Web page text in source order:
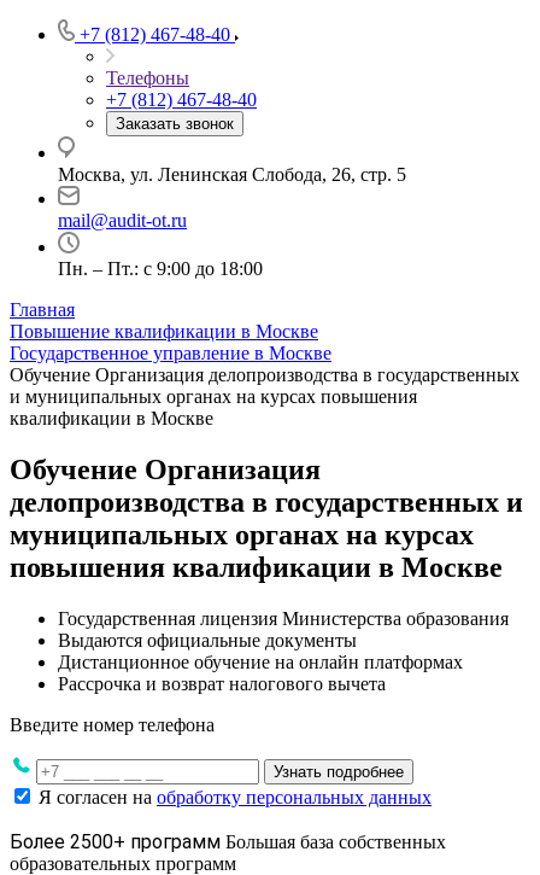
+7 (812) 467-48-40
Телефоны
+7 (812) 467-48-40
Заказать звонок
Москва, ул. Ленинская Слобода, 26, стр. 5
mail@audit-ot.ru
Пн. – Пт.: с 9:00 до 18:00
Главная
Повышение квалификации в Москве
Государственное управление в Москве
Обучение Организация делопроизводства в государственных
и муниципальных органах на курсах повышения
квалификации в Москве
Обучение Организация
делопроизводства в государственных и
муниципальных органах на курсах
повышения квалификации в Москве
Государственная лицензия Министерства образования
Выдаются официальные документы
Дистанционное обучение на онлайн платформах
Рассрочка и возврат налогового вычета
Введите номер телефона
Узнать подробнее
Я согласен на обработку персональных данных
Более 2500+ программ Большая база собственных
образовательных программ